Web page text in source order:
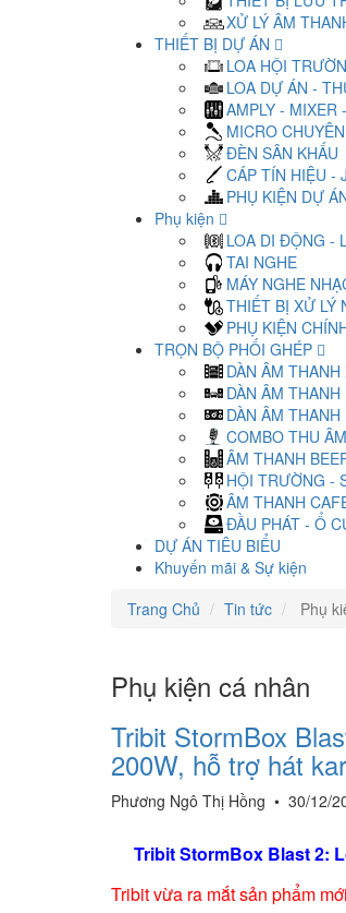
XỬ LÝ ÂM
THIẾT BỊ DỰ ÁN
LOA HỘI
LOA DỰ ÁN -
AMPLY - MIXER
MICRO
ĐÈN SÂN KHẤU
CÁP TÍN HIỆU -
PHỤ KIỆN DỰ
Phụ kiện
LOA DI ĐỘNG -
TAI NGHE
MÁY NGHE
THIẾT BỊ XỬ LÝ
PHỤ KIỆN
TRỌN BỘ PHỐI GHÉP
DÀN ÂM
DÀN ÂM
DÀN ÂM THANH
COMBO THU
ÂM THANH
HỘI TRƯỜNG -
ÂM THANH
ĐẦU PHÁT - Ổ
DỰ ÁN TIÊU BIỂU
Khuyến mãi & Sự kiện
Trang Chủ
Tin tức Phụ
Phụ kiện cá nhân
Tribit StormBox
200W, hỗ trợ hát
Phương Ngô Thị Hồng • 30/12/
Tribit StormBox Blast 2:
Tribit vừa ra mắt sản phẩm